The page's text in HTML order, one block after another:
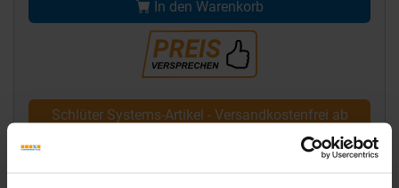
In den Warenkorb
Schlüter Systems-Artikel - Versandkostenfrei ab